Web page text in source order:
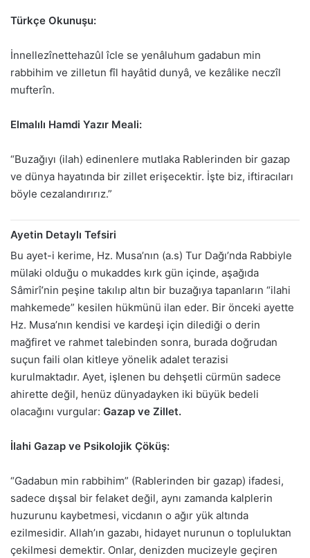
Türkçe Okunuşu:
İnnellezînettehazûl îcle se yenâluhum gadabun min
rabbihim ve zilletun fîl hayâtid dunyâ, ve kezâlike neczîl
mufterîn.
Elmalılı Hamdi Yazır Meali:
“Buzağıyı (ilah) edinenlere mutlaka Rablerinden bir gazap
ve dünya hayatında bir zillet erişecektir. İşte biz, iftiracıları
böyle cezalandırırız.”
Ayetin Detaylı Tefsiri
Bu ayet-i kerime, Hz. Musa’nın (a.s) Tur Dağı’nda Rabbiyle
mülaki olduğu o mukaddes kırk gün içinde, aşağıda
Sâmirî’nin peşine takılıp altın bir buzağıya tapanların “ilahi
mahkemede” kesilen hükmünü ilan eder. Bir önceki ayette
Hz. Musa’nın kendisi ve kardeşi için dilediği o derin
mağfiret ve rahmet talebinden sonra, burada doğrudan
suçun faili olan kitleye yönelik adalet terazisi
kurulmaktadır. Ayet, işlenen bu dehşetli cürmün sadece
ahirette değil, henüz dünyadayken iki büyük bedeli
olacağını vurgular: Gazap ve Zillet.
İlahi Gazap ve Psikolojik Çöküş:
“Gadabun min rabbihim” (Rablerinden bir gazap) ifadesi,
sadece dışsal bir felaket değil, aynı zamanda kalplerin
huzurunu kaybetmesi, vicdanın o ağır yük altında
ezilmesidir. Allah’ın gazabı, hidayet nurunun o topluluktan
çekilmesi demektir. Onlar, denizden mucizeyle geçiren